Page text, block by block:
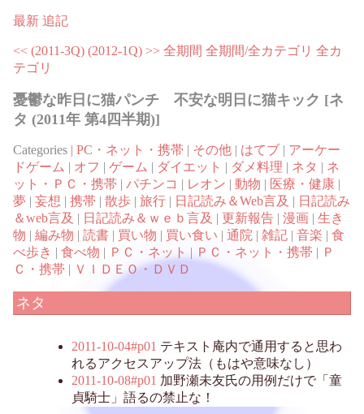
最新 追記
<< (2011-3Q) (2012-1Q) >> 全期間 全期間/全カテゴリ 全カ
テゴリ
憂鬱な昨日に猫パンチ 不安な明日に猫キック [ネ
タ (2011年 第4四半期)]
Categories | PC・ネット・携帯 | その他 | はてブ | アーケー
ドゲーム | オフ | ゲーム | ダイエット | ダメ料理 | ネタ | ネ
ット・ＰＣ・携帯 | パチンコ | レオン | 動物 | 医療・健康 |
夢 | 妄想 | 携帯 | 散歩 | 旅行 | 日記読み＆Web言及 | 日記読み
＆web言及 | 日記読み＆ｗｅｂ言及 | 更新報告 | 漫画 | 生き
物 | 編み物 | 読書 | 買い物 | 買い食い | 通院 | 雑記 | 音楽 | 食
べ歩き | 食べ物 | ＰＣ・ネット | ＰＣ・ネット・携帯 | Ｐ
Ｃ・携帯 | ＶＩＤＥＯ・ＤＶＤ
ネタ
2011-10-04#p01 テキスト庵内で通用すると思わ
れるアクセスアップ法（もはや意味なし）
2011-10-08#p01 加野瀬未友氏の用例だけで「童
貞騎士」語るの禁止な！